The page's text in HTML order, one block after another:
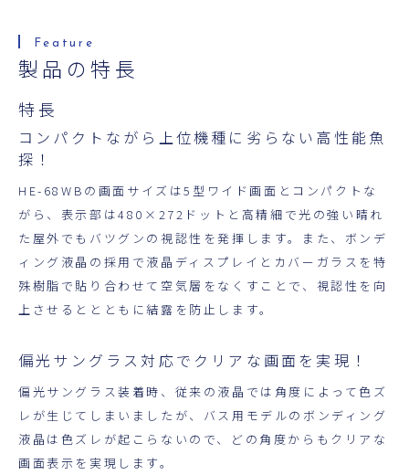
製品の特長
特長
コンパクトながら上位機種に劣らない高性能魚
探！
HE-68WBの画面サイズは5型ワイド画面とコンパクトな
がら、表示部は480×272ドットと高精細で光の強い晴れ
た屋外でもバツグンの視認性を発揮します。また、ボンデ
ィング液晶の採用で液晶ディスプレイとカバーガラスを特
殊樹脂で貼り合わせて空気層をなくすことで、視認性を向
上させるととともに結露を防止します。
偏光サングラス対応でクリアな画面を実現！
偏光サングラス装着時、従来の液晶では角度によって色ズ
レが生じてしまいましたが、バス用モデルのボンディング
液晶は色ズレが起こらないので、どの角度からもクリアな
画面表示を実現します。